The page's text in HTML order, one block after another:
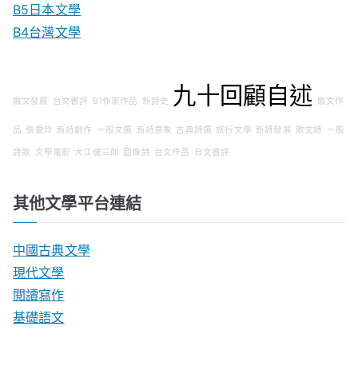
B5日本文學
B4台灣文學
散文發展 台文書評 B1作家作品 新詩史 九十回顧自述 散文作
品 張愛玲 新詩創作 一般文選 新詩意象 古典詩選 旅行文學 新詩發展 散文詩 一般
詩歌 文學電影 大江健三郎 圖像詩 台文作品 日文書評
其他文學平台連結
中國古典文學
現代文學
閱讀寫作
基礎語文